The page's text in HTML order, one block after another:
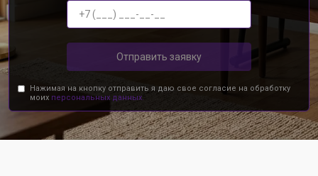
Отправить заявку
Нажимая на кнопку отправить я даю свое согласие на обработку
моих персональных данных.